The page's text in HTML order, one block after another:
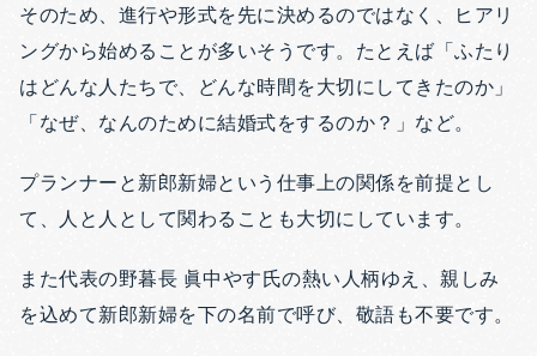
そのため、進行や形式を先に決めるのではなく、ヒアリ
ングから始めることが多いそうです。たとえば「ふたり
はどんな人たちで、どんな時間を大切にしてきたのか」
「なぜ、なんのために結婚式をするのか？」など。
プランナーと新郎新婦という仕事上の関係を前提とし
て、人と人として関わることも大切にしています。
また代表の野暮長 眞中やす氏の熱い人柄ゆえ、親しみ
を込めて新郎新婦を下の名前で呼び、敬語も不要です。